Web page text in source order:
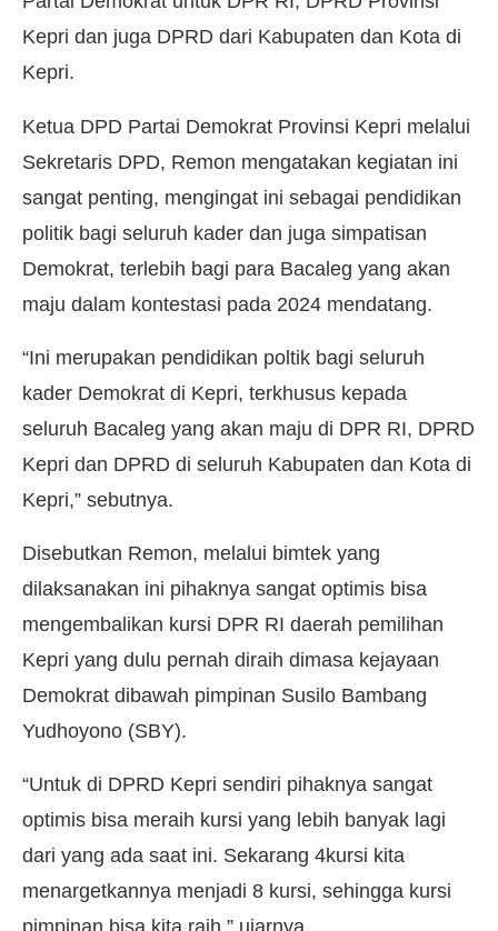
Kepri dan juga DPRD dari Kabupaten dan Kota di
Kepri.
Ketua DPD Partai Demokrat Provinsi Kepri melalui
Sekretaris DPD, Remon mengatakan kegiatan ini
sangat penting, mengingat ini sebagai pendidikan
politik bagi seluruh kader dan juga simpatisan
Demokrat, terlebih bagi para Bacaleg yang akan
maju dalam kontestasi pada 2024 mendatang.
“Ini merupakan pendidikan poltik bagi seluruh
kader Demokrat di Kepri, terkhusus kepada
seluruh Bacaleg yang akan maju di DPR RI, DPRD
Kepri dan DPRD di seluruh Kabupaten dan Kota di
Kepri,” sebutnya.
Disebutkan Remon, melalui bimtek yang
dilaksanakan ini pihaknya sangat optimis bisa
mengembalikan kursi DPR RI daerah pemilihan
Kepri yang dulu pernah diraih dimasa kejayaan
Demokrat dibawah pimpinan Susilo Bambang
Yudhoyono (SBY).
“Untuk di DPRD Kepri sendiri pihaknya sangat
optimis bisa meraih kursi yang lebih banyak lagi
dari yang ada saat ini. Sekarang 4kursi kita
menargetkannya menjadi 8 kursi, sehingga kursi